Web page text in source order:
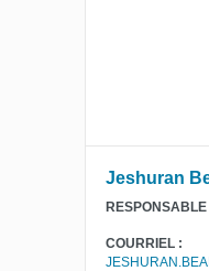
Jeshuran
COURRIEL :